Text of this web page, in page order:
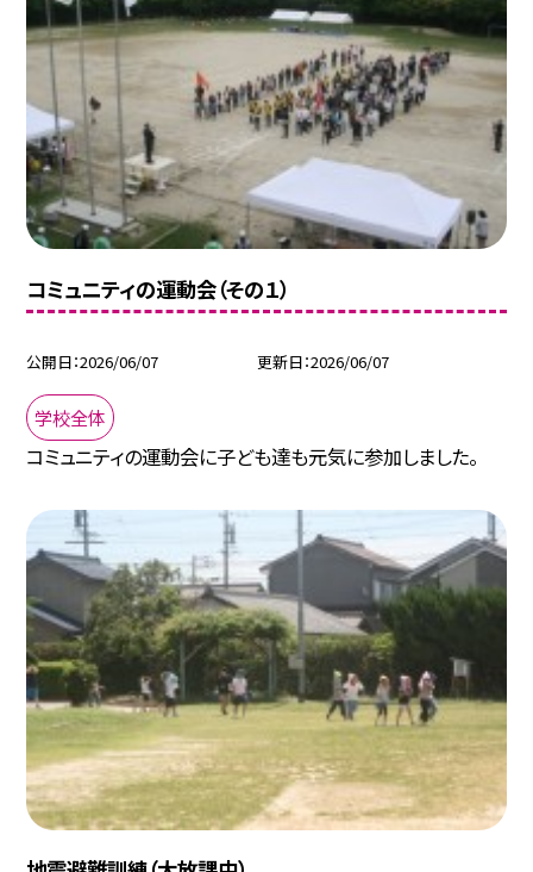
コミュニティの運動会（その１）
公開日 2026/06/07 更新日 2026/06/07
学校全体
コミュニティの運動会に子ども達も元気に参加しました。